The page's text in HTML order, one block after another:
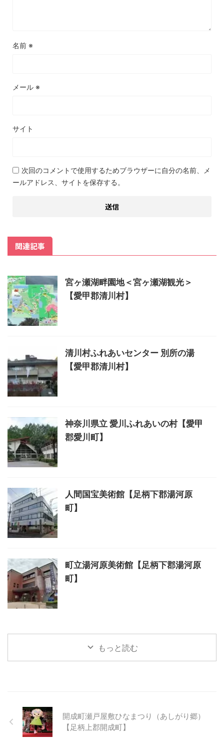
名前 ※
メール ※
サイト
次回のコメントで使用するためブラウザーに自分の名前、メ
ールアドレス、サイトを保存する。
関連記事
宮ヶ瀬湖畔園地＜宮ヶ瀬湖観光＞
【愛甲郡清川村】
清川村ふれあいセンター 別所の湯
【愛甲郡清川村】
神奈川県立 愛川ふれあいの村【愛甲
郡愛川町】
人間国宝美術館【足柄下郡湯河原
町】
町立湯河原美術館【足柄下郡湯河原
町】
もっと読む
開成町瀬戸屋敷ひなまつり（あしがり郷）
【足柄上郡開成町】